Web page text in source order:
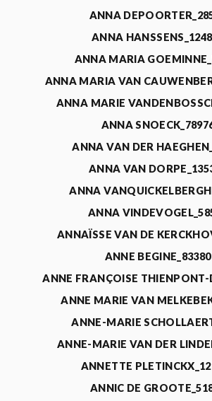
ANNA
ANNA
ANNA MARIA
ANNA MARIA VAN
ANNA MARIE
ANNA
ANNA VAN DER
ANNA VAN
ANNA
ANNA
ANNAÏSSE VAN DE
ANNE BEGINE_83380
ANNE FRANÇOISE THIENPONT-
ANNE MARIE VAN
ANNE-MARIE
ANNE-MARIE VAN DER
ANNETTE
ANNIC DE